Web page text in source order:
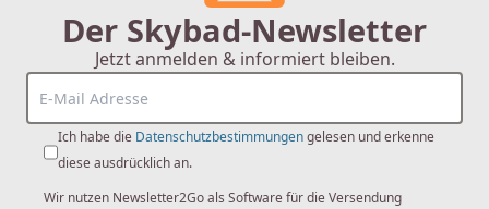
Der Skybad-Newsletter
Jetzt anmelden & informiert bleiben.
Ich habe die Datenschutzbestimmungengelesen und erkenne
diese ausdrücklich an.
Wir nutzen Newsletter2Go als Software für die Versendung